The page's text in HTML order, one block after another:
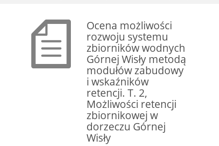
Ocena możliwości
rozwoju systemu
zbiorników wodnych
Górnej Wisły metodą
modułów zabudowy
i wskaźników
retencji. T. 2,
Możliwości retencji
zbiornikowej w
dorzeczu Górnej
Wisły